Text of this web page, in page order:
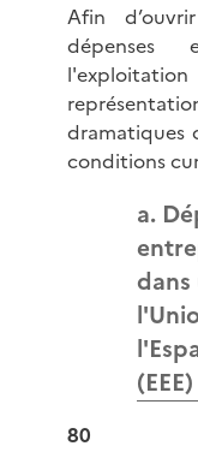
Afin
dépenses
dramatiques
conditions
a.
(EEE)
80